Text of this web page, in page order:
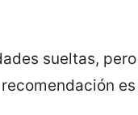
sueltas,